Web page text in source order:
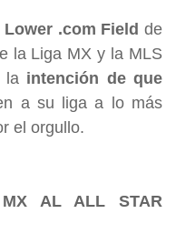
Lower .com Fieldde
la Liga MX y la MLS
laintención de que
a su liga a lo más
el orgullo.
MX AL ALL STAR